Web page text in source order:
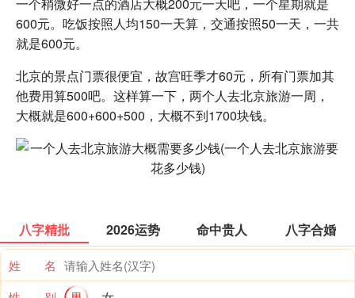
600元。吃饭按照人均150一天算，交通按照50一天，一共
就是600元。
北京的景点门票很便宜，故宫旺季才60元，所有门票加其
他费用算500吧。这样算一下，两个人去北京旅游一周，
大概就是600+600+500，大概不到1700块钱。
八字精批 2026运势 命中贵人 八字合婚
姓 名